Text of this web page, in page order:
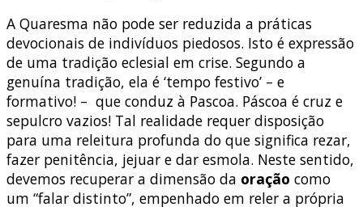
A Quaresma não pode ser reduzida a práticas
devocionais de indivíduos piedosos. Isto é expressão
de uma tradição eclesial em crise. Segundo a
genuína tradição, ela é ‘tempo festivo’ – e
formativo! – que conduz à Pascoa. Páscoa é cruz e
sepulcro vazios! Tal realidade requer disposição
para uma releitura profunda do que significa rezar,
fazer penitência, jejuar e dar esmola. Neste sentido,
devemos recuperar a dimensão da oração como
um “falar distinto”, empenhado em reler a própria